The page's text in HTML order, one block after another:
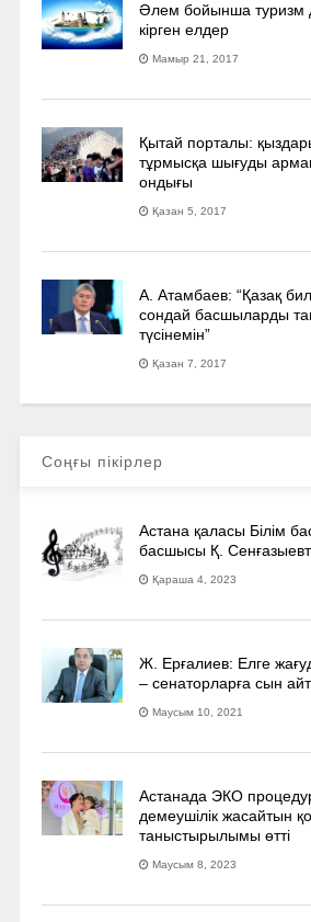
Әлем бойынша туризм
кірген елдер
Мамыр 21, 2017
Қытай порталы:
тұрмысқа шығуды
ондығы
Қазан 5, 2017
А. Атамбаев: “Қазақ
сондай басшыларды
түсінемін”
Қазан 7, 2017
Соңғы пікірлер
Астана қаласы Білім
басшысы Қ.
Қараша 4, 2023
Ж. Ерғалиев: Елге
– сенаторларға сын
Маусым 10, 2021
Астанада ЭКО
демеушілік жасайтын
таныстырылымы өтті
Маусым 8, 2023